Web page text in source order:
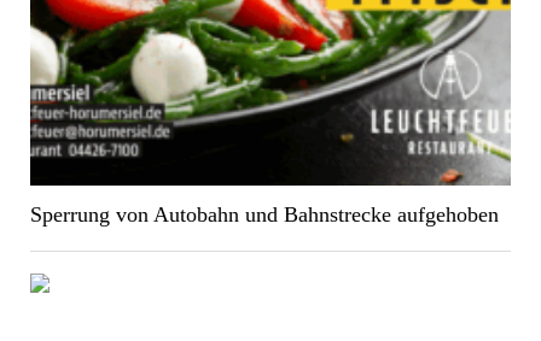
Sperrung von Autobahn und Bahnstrecke aufgehoben